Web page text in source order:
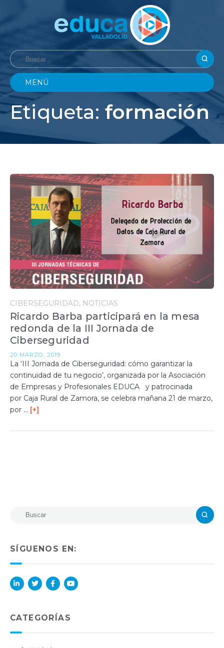
MENÚ
Etiqueta: formación
CIBERSEGURIDAD NOTICIAS
Ricardo Barba participará en la mesa
redonda de la III Jornada de
Ciberseguridad
20 MARZO, 2019
La ‘III Jornada de Ciberseguridad: cómo garantizar la
continuidad de tu negocio’, organizada por la Asociación
de Empresas y Profesionales EDUCA y patrocinada
por Caja Rural de Zamora, se celebra mañana 21 de marzo,
por … [+]
SÍGUENOS EN:
in
ok
e
CATEGORÍAS